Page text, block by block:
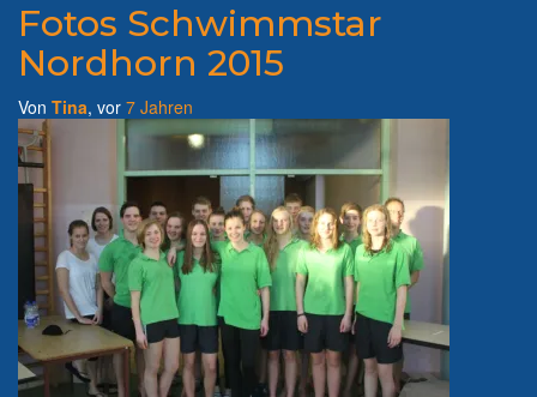
Fotos Schwimmstar
Nordhorn 2015
Von Tina, vor 7 Jahren